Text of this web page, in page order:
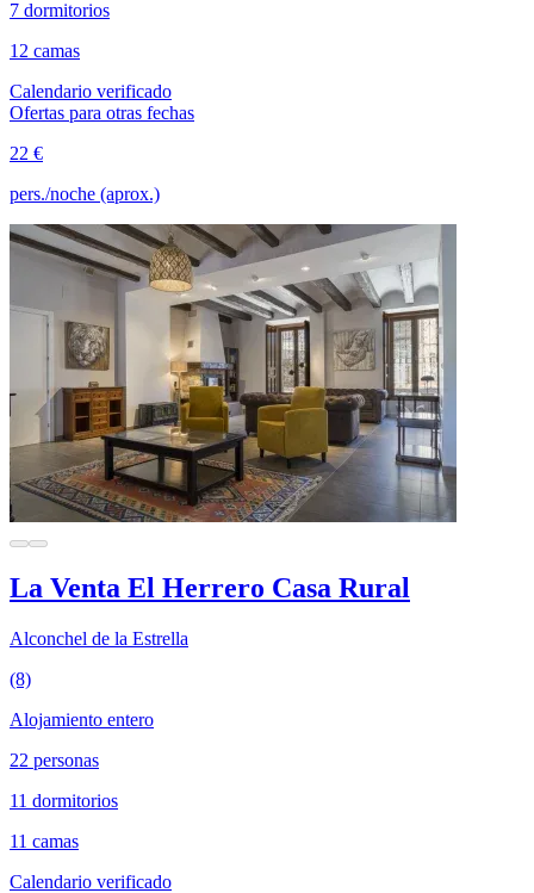
7 dormitorios
12 camas
Calendario verificado
Ofertas para otras fechas
22 €
pers./noche (aprox.)
La Venta El Herrero Casa Rural
Alconchel de la Estrella
(8)
Alojamiento entero
22 personas
11 dormitorios
11 camas
Calendario verificado